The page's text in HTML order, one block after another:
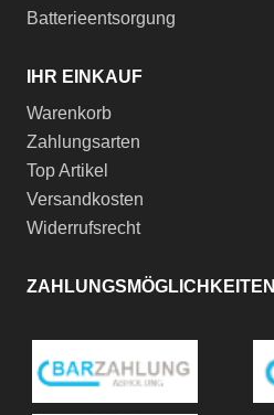
Batterieentsorgung
IHR EINKAUF
Warenkorb
Zahlungsarten
Top Artikel
Versandkosten
Widerrufsrecht
ZAHLUNGSMÖGLICHKEITEN